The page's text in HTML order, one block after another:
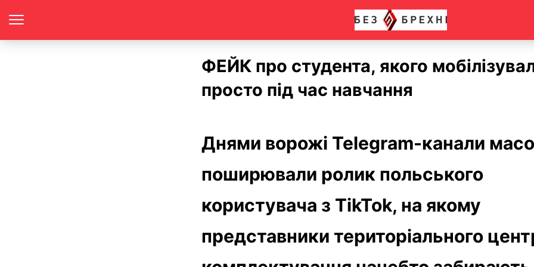
ФЕЙК про студента, якого
просто під час навчання
Днями ворожі Telegram-канали
поширювали ролик польського
користувача з TikTok, на якому
представники територіального